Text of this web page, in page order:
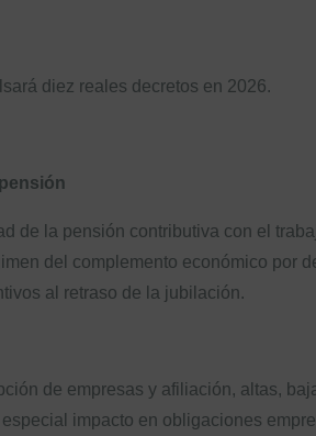
diez reales decretos en 2026.
de la pensión contributiva con el
del complemento económico por
al retraso de la jubilación.
de empresas y afiliación, altas,
impacto en obligaciones